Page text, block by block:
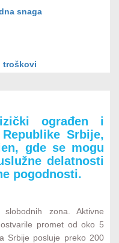
snaga
troškovi
od 2,4 milijarde
ograđen i
Srbije,
gde se mogu
delatnosti
pogodnosti.
zona. Aktivne
promet od oko 5
Srbije posluje preko 200